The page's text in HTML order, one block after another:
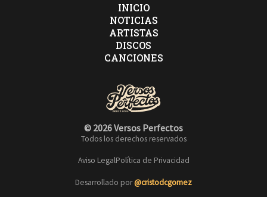
INICIO
NOTICIAS
ARTISTAS
DISCOS
CANCIONES
© 2026 Versos Perfectos
Todos los derechos reservados
Aviso LegalPolítica de Privacidad
Desarrollado por@cristodcgomez